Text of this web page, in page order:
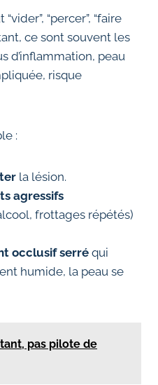
“percer”, “faire
ce sont souvent les
d’inflammation, peau
risque
:
la lésion.
agressifs
frottages répétés)
occlusif serré qui
humide, la peau se
pas pilote de